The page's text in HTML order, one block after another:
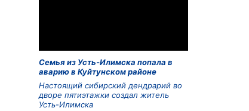
Семья из Усть-Илимска попала в
аварию в Куйтунском районе
Настоящий сибирский дендрарий во
дворе пятиэтажки создал житель
Усть-Илимска